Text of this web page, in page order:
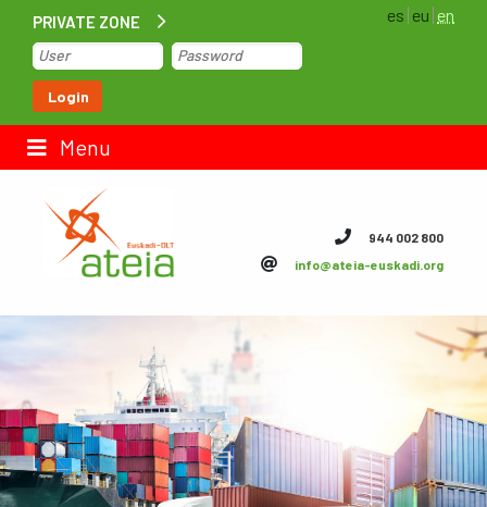
PRIVATE ZONE
Login
es eu en
Menu
Home
Contact us
Infrastructure
ateia Bizkaia
ateia Gipuzkoa
Documentation
944 002 800
info@ateia-euskadi.org